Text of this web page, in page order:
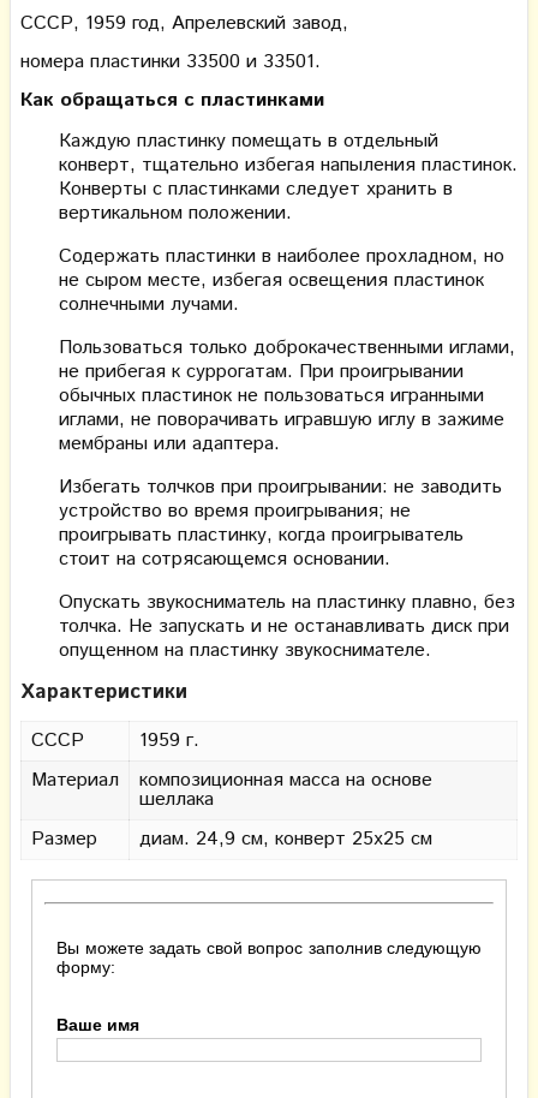
СССР, 1959 год, Апрелевский завод,
номера пластинки 33500 и 33501.
Как обращаться с пластинками
Каждую пластинку помещать в отдельный
конверт, тщательно избегая напыления пластинок.
Конверты с пластинками следует хранить в
вертикальном положении.
Содержать пластинки в наиболее прохладном, но
не сыром месте, избегая освещения пластинок
солнечными лучами.
Пользоваться только доброкачественными иглами,
не прибегая к суррогатам. При проигрывании
обычных пластинок не пользоваться игранными
иглами, не поворачивать игравшую иглу в зажиме
мембраны или адаптера.
Избегать толчков при проигрывании: не заводить
устройство во время проигрывания; не
проигрывать пластинку, когда проигрыватель
стоит на сотрясающемся основании.
Опускать звукосниматель на пластинку плавно, без
толчка. Не запускать и не останавливать диск при
опущенном на пластинку звукоснимателе.
Характеристики
СССР
1959 г.
Материал
композиционная масса на основе
шеллака
Размер
диам. 24,9 см, конверт 25х25 см
Вы можете задать свой вопрос заполнив следующую
форму:
Ваше имя